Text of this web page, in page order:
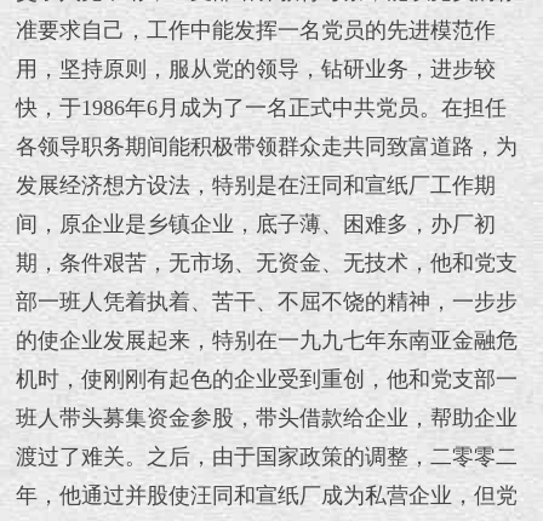
准要求自己，工作中能发挥一名党员的先进模范作
用，坚持原则，服从党的领导，钻研业务，进步较
快，于1986年6月成为了一名正式中共党员。在担任
各领导职务期间能积极带领群众走共同致富道路，为
发展经济想方设法，特别是在汪同和宣纸厂工作期
间，原企业是乡镇企业，底子薄、困难多，办厂初
期，条件艰苦，无市场、无资金、无技术，他和党支
部一班人凭着执着、苦干、不屈不饶的精神，一步步
的使企业发展起来，特别在一九九七年东南亚金融危
机时，使刚刚有起色的企业受到重创，他和党支部一
班人带头募集资金参股，带头借款给企业，帮助企业
渡过了难关。之后，由于国家政策的调整，二零零二
年，他通过并股使汪同和宣纸厂成为私营企业，但党